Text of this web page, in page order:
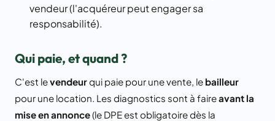
vendeur (l'acquéreur peut engager sa
responsabilité).
Qui paie, et quand ?
C'est levendeurqui paie pour une vente, le bailleur
pour une location. Les diagnostics sont à faireavant la
mise en annonce(le DPE est obligatoire dès la